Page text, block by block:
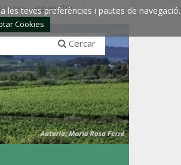
teves preferències i pautes de navegació.
Cookies
Idiomes:esp engfra
Cercar